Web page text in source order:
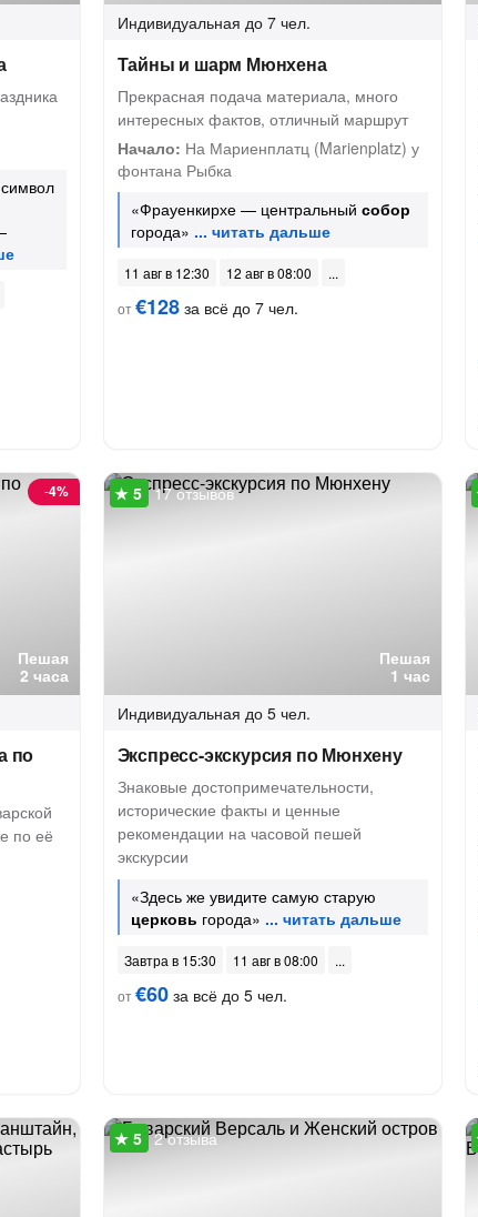
Индивидуальная до 7 чел.
Тайны и шарм Мюнхена
Прекрасная подача материала, много
интересных фактов, отличный маршрут
Начало: На Мариенплатц (Marienplatz) у
фонтана Рыбка
«Фрауенкирхе — центральный собор
города»
11 авг в 12:30
12 авг в 08:00
от€128за всё до 7 чел.
Пешая
2 часа
-4%
по
по её
Пешая
1 час
17 отзывов
Индивидуальная до 5 чел.
Экспресс-экскурсия по Мюнхену
Знаковые достопримечательности,
исторические факты и ценные
рекомендации на часовой пешей
экскурсии
«Здесь же увидите самую старую
церковь города»
Завтра в 15:30
11 авг в 08:00
от€60за всё до 5 чел.
2 отзыва